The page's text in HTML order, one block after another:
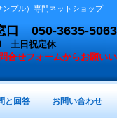
ンプル）専門ネットショッ
口 050-3635-5063
土日祝定休
合せフォームからお願い
と回答 お問い合わせ